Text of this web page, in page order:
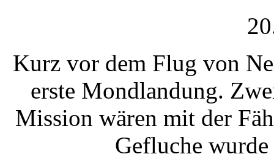
Kurz vor dem Flug von
erste Mondlandung.
Mission wären mit der
Gefluche